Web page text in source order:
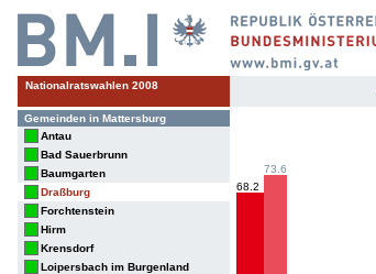
Nationalratswahlen 2008
Gemeinden in Mattersburg
Antau
Bad Sauerbrunn
Baumgarten
Draßburg
Forchtenstein
Hirm
Krensdorf
Loipersbach im Burgenland
68.2
73.6